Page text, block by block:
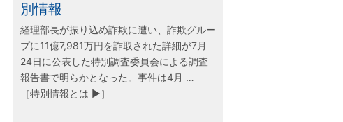
別情報
経理部長が振り込め詐欺に遭い、詐欺グルー
プに11億7,981万円を詐取された詳細が7月
24日に公表した特別調査委員会による調査
報告書で明らかとなった。事件は4月 …
［特別情報とは ▶］